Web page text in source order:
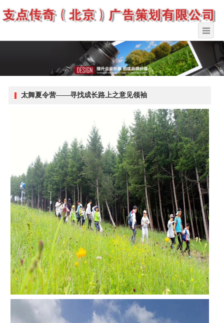
太舞夏令营——寻找成长路上之意见领袖